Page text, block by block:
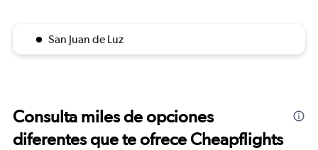
San Juan de Luz
Consulta miles de opciones
diferentes que te ofrece Cheapflights